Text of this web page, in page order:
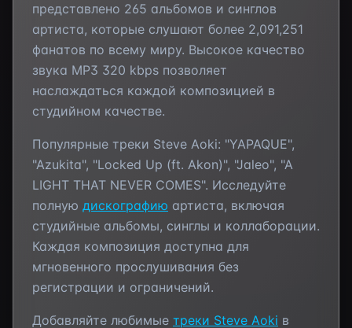
представлено 265 альбомов и синглов
артиста, которые слушают более 2,091,251
фанатов по всему миру. Высокое качество
звука MP3 320 kbps позволяет
наслаждаться каждой композицией в
студийном качестве.
Популярные треки Steve Aoki: "YAPAQUE",
"Azukita", "Locked Up (ft. Akon)", "Jaleo", "A
LIGHT THAT NEVER COMES". Исследуйте
полную дискографию артиста, включая
студийные альбомы, синглы и коллаборации.
Каждая композиция доступна для
мгновенного прослушивания без
регистрации и ограничений.
Добавляйте любимые треки Steve Aoki в